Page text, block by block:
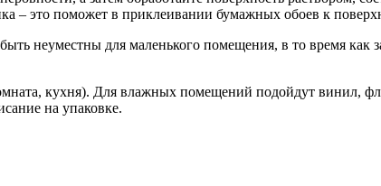
– это поможет в приклеивании бумажных обоев к
неуместны для маленького помещения, в то время как
кухня). Для влажных помещений подойдут винил,
на упаковке.